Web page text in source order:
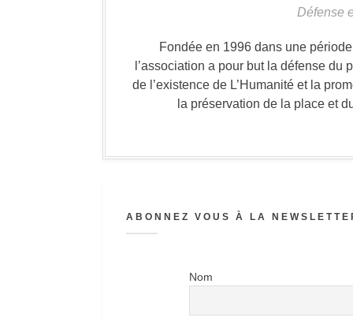
Défense
Fondée en 1996 dans une
l’association a pour but la défense
de l’existence de L’Humanité et la
la préservation de la place et
ABONNEZ VOUS À LA
Nom